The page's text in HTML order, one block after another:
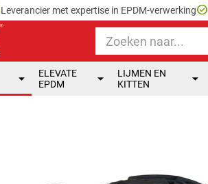
Leverancier met expertise in EPDM-verwerkingcheck_circle
ELEVATE
EPDM
LIJMEN EN
KITTEN